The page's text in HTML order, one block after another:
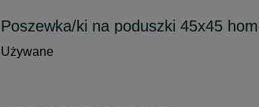
Poszewka/ki na poduszki 45x45
Używane